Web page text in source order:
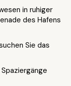
in ruhiger
des Hafens
Sie das